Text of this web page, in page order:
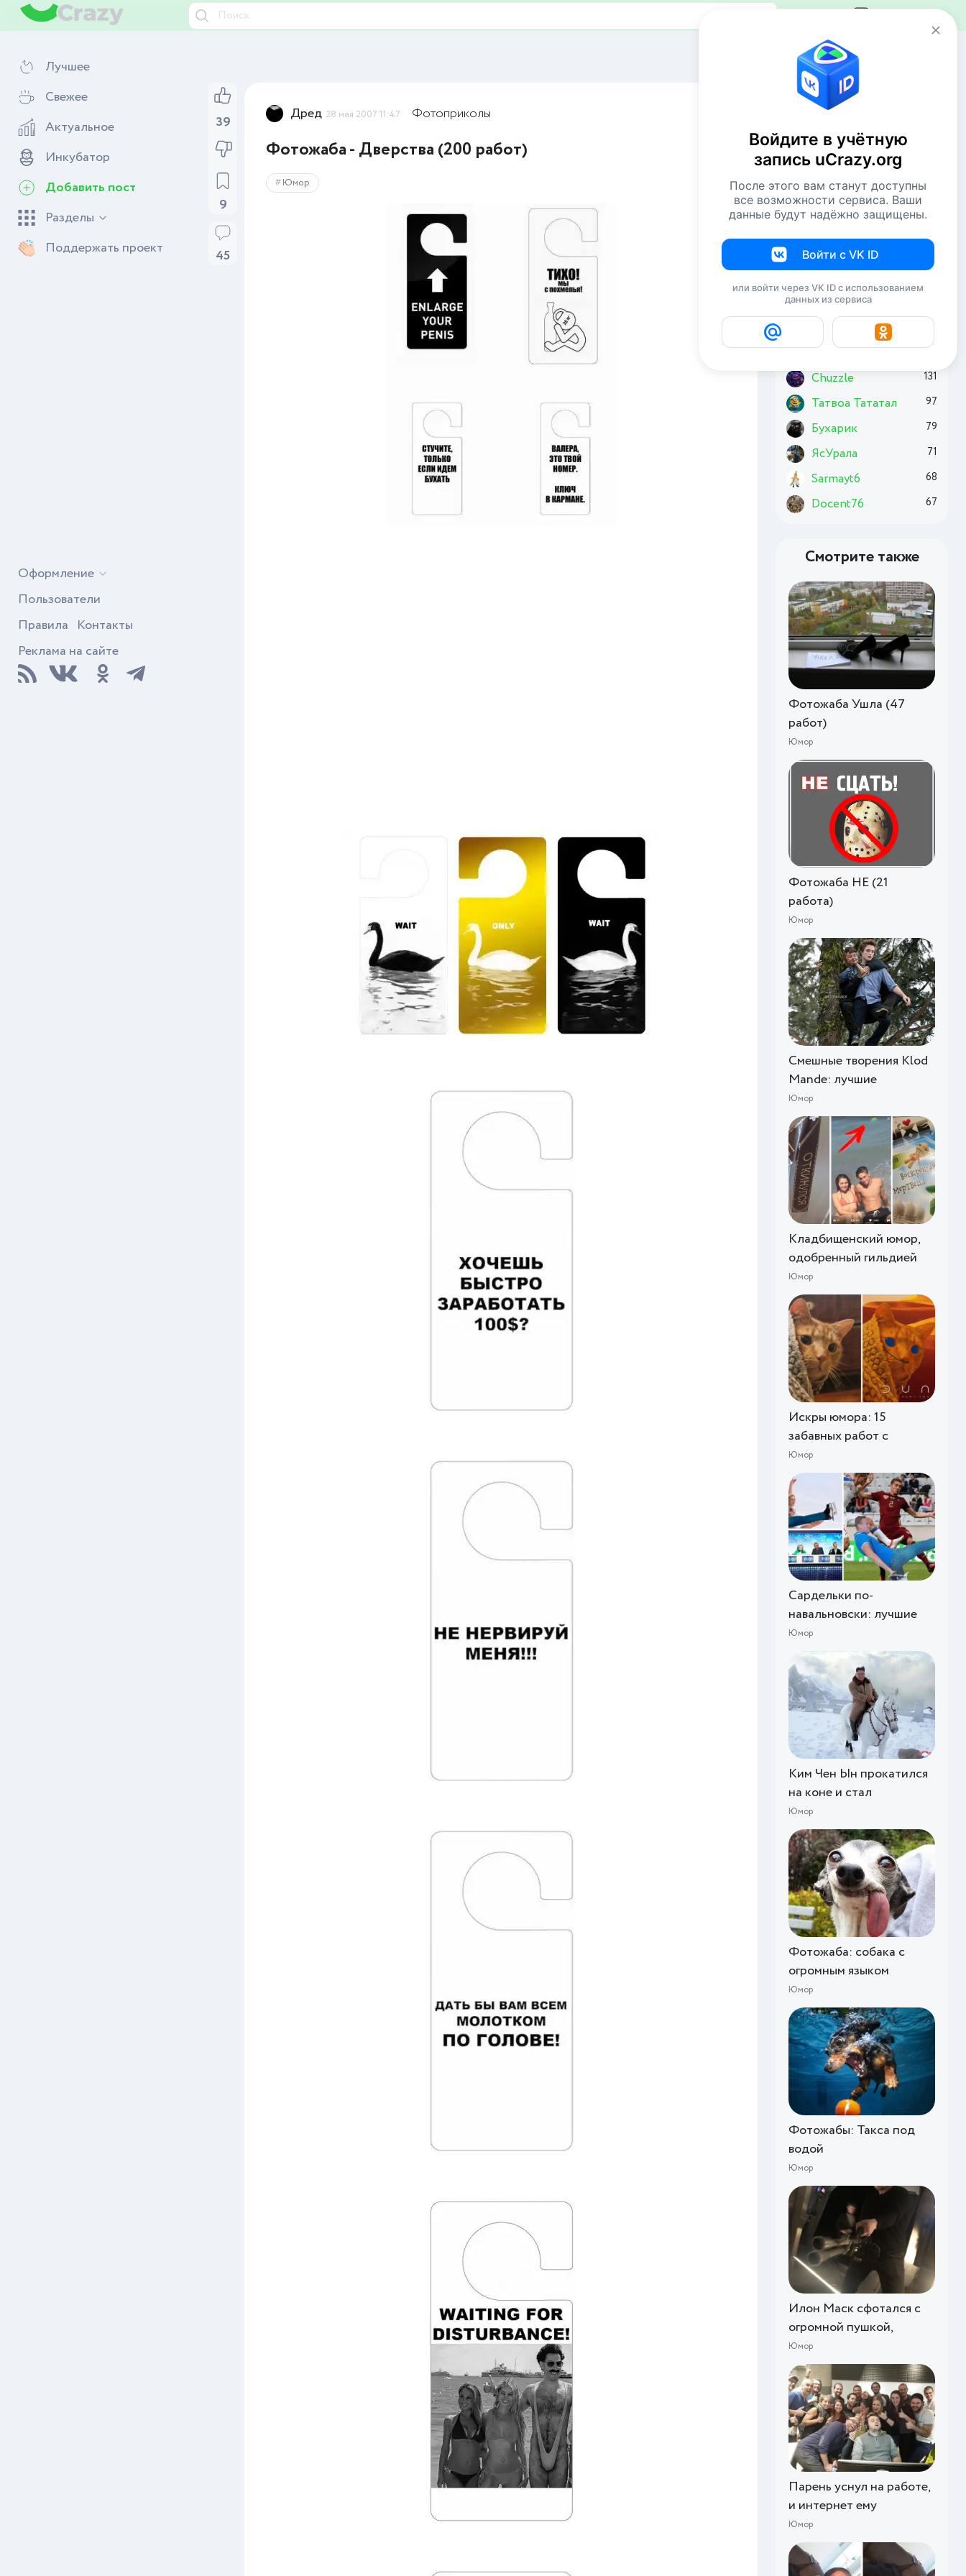
Авторизация
Лучшее
Свежее
Актуальное
Инкубатор
Добавить пост
Разделы
Поддержать проект
Оформление
Пользователи
Правила Контакты
Реклама на сайте
Сейчас онлайн
2 VIP`а
49 пользователей
460 гостей
Всего посетителей 511
Рекорд: 12737 посетителей
Установлен 22 апр 2026г. в 02:34
Комментаторы недели
Евгений114
Комсомолец 174
Basai 163
Chuzzle 131
Татвоа Тататал 97
Бухарик 79
ЯсУрала 71
Sarmayt6 68
Docent76 67
Смотрите также
Фотожаба Ушла (47
работ)
Юмор
Фотожаба НЕ (21
работа)
Юмор
Смешные творения Klod
Mande: лучшие
Юмор
Кладбищенский юмор,
одобренный гильдией
Юмор
Искры юмора: 15
забавных работ с
Юмор
Сардельки по-
навальновски: лучшие
Юмор
Ким Чен Ын прокатился
на коне и стал
Юмор
Фотожаба: собака с
огромным языком
Юмор
Фотожабы: Такса под
водой
Юмор
Илон Маск сфотался с
огромной пушкой,
Юмор
Парень уснул на работе,
и интернет ему
Юмор
39
9
45
Дред 28 мая 2007 11:47 Фотоприколы
Фотожаба - Дверства (200 работ)
Юмор
Войдите в учётную
запись uCrazy.org
После этого вам станут доступны
все возможности сервиса. Ваши
данные будут надёжно защищены.
Войти с VK ID
или войти через VK ID с использованием
данных из сервиса